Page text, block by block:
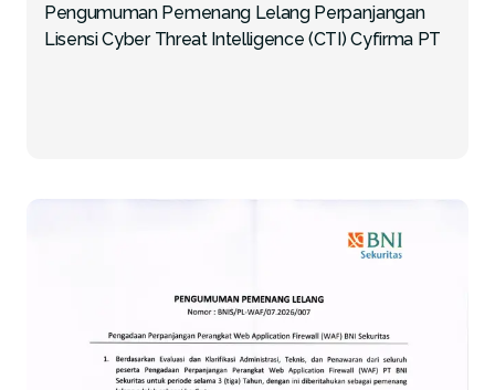
Pengumuman Pemenang Lelang Perpanjangan
Lisensi Cyber Threat Intelligence (CTI) Cyfirma PT